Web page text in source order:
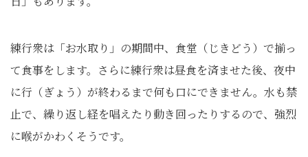
練行衆は「お水取り」の期間中、食堂（じきどう）で揃っ
て食事をします。さらに練行衆は昼食を済ませた後、夜中
に行（ぎょう）が終わるまで何も口にできません。水も禁
止で、繰り返し経を唱えたり動き回ったりするので、強烈
に喉がかわくそうです。